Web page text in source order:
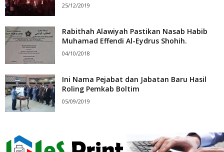
25/12/2019
Rabithah Alawiyah Pastikan Nasab Habib
Muhamad Effendi Al-Eydrus Shohih.
04/10/2018
Ini Nama Pejabat dan Jabatan Baru Hasil
Roling Pemkab Boltim
05/09/2019